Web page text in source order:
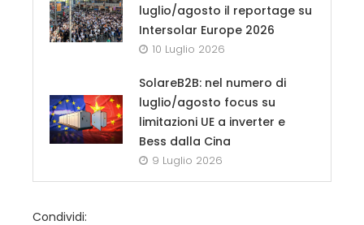
luglio/agosto il reportage su
Intersolar Europe 2026
10 Luglio 2026
SolareB2B: nel numero di
luglio/agosto focus su
limitazioni UE a inverter e
Bess dalla Cina
9 Luglio 2026
Condividi: